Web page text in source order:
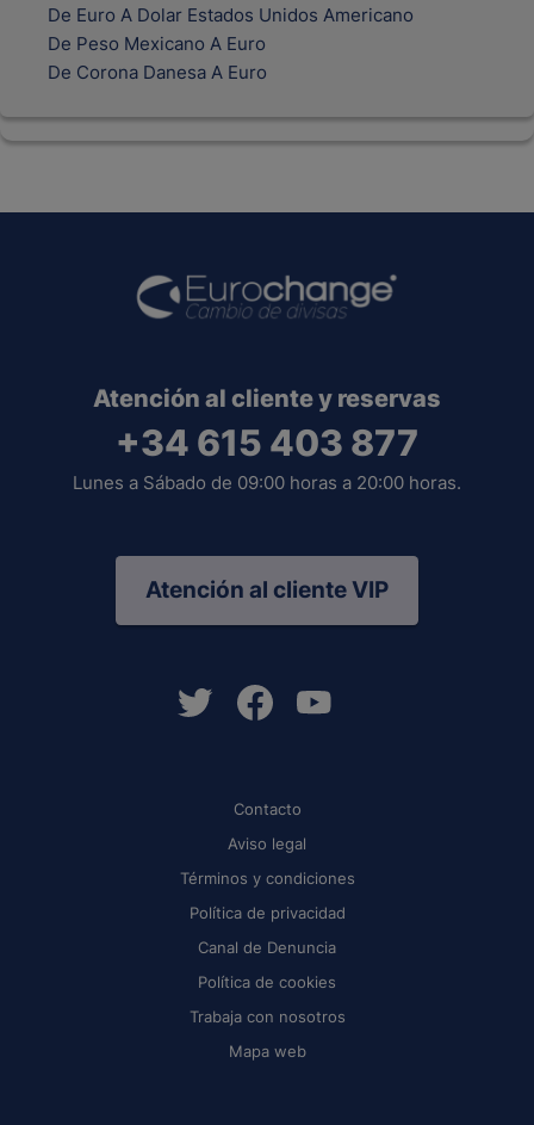
De Euro A Dolar Estados Unidos Americano
De Peso Mexicano A Euro
De Corona Danesa A Euro
Atención al cliente y reservas
+34 615 403 877
Lunes a Sábado de 09:00 horas a 20:00 horas.
Atención al cliente VIP
Contacto
Aviso legal
Términos y condiciones
Política de privacidad
Canal de Denuncia
Política de cookies
Trabaja con nosotros
Mapa web